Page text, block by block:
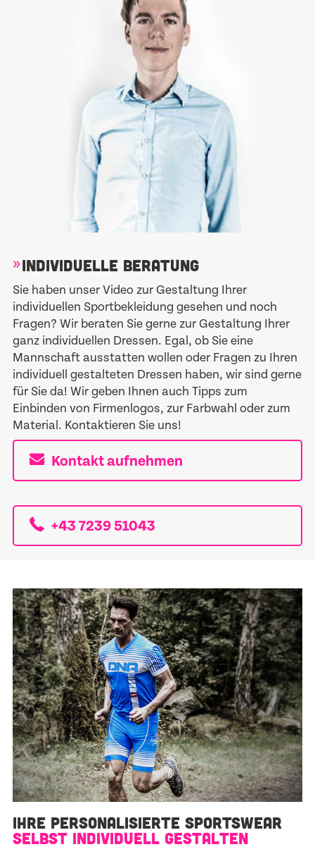
INDIVIDUELLE BERATUNG
Sie haben unser Video zur Gestaltung Ihrer
individuellen Sportbekleidung gesehen und noch
Fragen? Wir beraten Sie gerne zur Gestaltung Ihrer
ganz individuellen Dressen. Egal, ob Sie eine
Mannschaft ausstatten wollen oder Fragen zu Ihren
individuell gestalteten Dressen haben, wir sind gerne
für Sie da! Wir geben Ihnen auch Tipps zum
Einbinden von Firmenlogos, zur Farbwahl oder zum
Material. Kontaktieren Sie uns!
Kontakt aufnehmen
+43 7239 51043
IHRE PERSONALISIERTE SPORTSWEAR
SELBST INDIVIDUELL GESTALTEN